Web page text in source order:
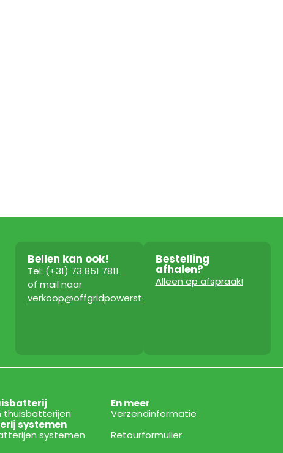
Bellen kan ook!
Tel: (+31) 73 851 7811
of mail naar
verkoop@offgridpowerstation.com
Bestelling
afhalen?
Alleen op afspraak!
thuisbatterijen
systemen
systemen
En meer
Verzendinformatie
Retourformulier